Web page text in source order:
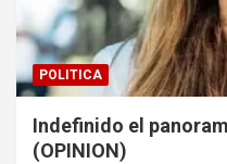
POLITICA
Indefinido el
(OPINION)